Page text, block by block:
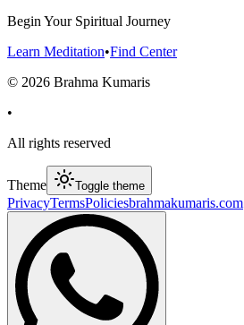
Begin Your Spiritual Journey
Learn Meditation•Find Center
© 2026 Brahma Kumaris
•
All rights reserved
Theme Toggle theme
PrivacyTermsPoliciesbrahmakumaris.com